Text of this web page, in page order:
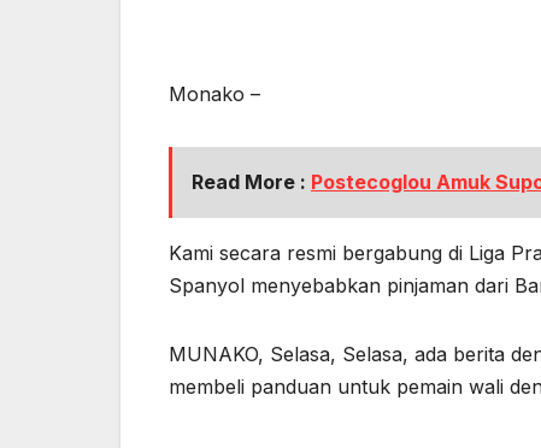
Monako –
Read More : Postecoglou Amuk
Kami secara resmi bergabung di Liga
Spanyol menyebabkan pinjaman dari
MUNAKO, Selasa, Selasa, ada berita
membeli panduan untuk pemain wali